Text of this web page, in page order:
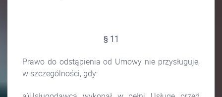
§ 11
Prawo do odstąpienia od Umowy nie przysługuje,
w szczególności, gdy: